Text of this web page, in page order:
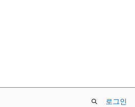
로그인